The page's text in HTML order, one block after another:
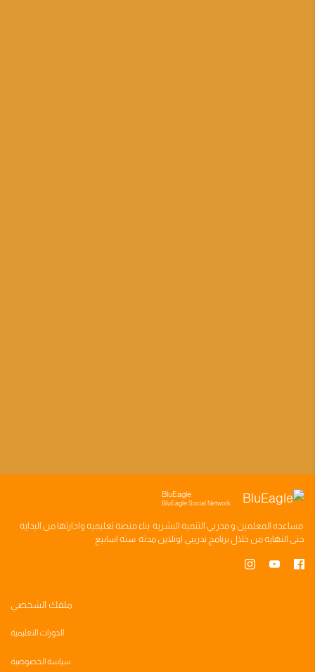
BluEagle
BluEagle Social Network
مساعده المعلمين ومدربي التنميه البشريه بناءمنصه تعليميه وادارتها من البدايه
حتى النهايه من خلال برنامج تدريبي اونلاين مدته سته اسابيع
ملفك الشخصي
الدورات التعليمية
سياسة الخصوصية